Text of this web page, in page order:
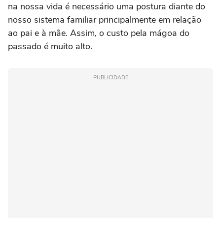
na nossa vida é necessário uma postura diante do
nosso sistema familiar principalmente em relação
ao pai e à mãe. Assim, o custo pela mágoa do
passado é muito alto.
PUBLICIDADE